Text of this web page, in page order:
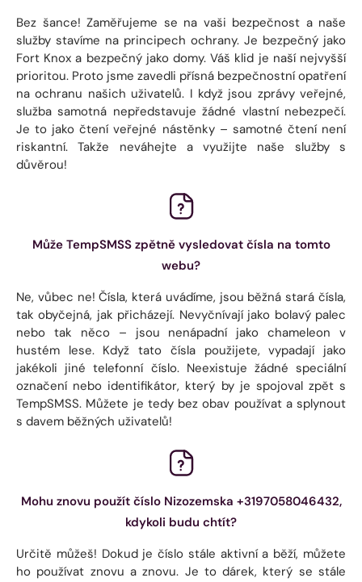
Bez šance! Zaměřujeme se na vaši bezpečnost a naše
služby stavíme na principech ochrany. Je bezpečný jako
Fort Knox a bezpečný jako domy. Váš klid je naší nejvyšší
prioritou. Proto jsme zavedli přísná bezpečnostní opatření
na ochranu našich uživatelů. I když jsou zprávy veřejné,
služba samotná nepředstavuje žádné vlastní nebezpečí.
Je to jako čtení veřejné nástěnky – samotné čtení není
riskantní. Takže neváhejte a využijte naše služby s
důvěrou!
Může TempSMSS zpětně vysledovat čísla na tomto
webu?
Ne, vůbec ne! Čísla, která uvádíme, jsou běžná stará čísla,
tak obyčejná, jak přicházejí. Nevyčnívají jako bolavý palec
nebo tak něco – jsou nenápadní jako chameleon v
hustém lese. Když tato čísla použijete, vypadají jako
jakékoli jiné telefonní číslo. Neexistuje žádné speciální
označení nebo identifikátor, který by je spojoval zpět s
TempSMSS. Můžete je tedy bez obav používat a splynout
s davem běžných uživatelů!
Mohu znovu použít číslo Nizozemska +3197058046432,
kdykoli budu chtít?
Určitě můžeš! Dokud je číslo stále aktivní a běží, můžete
ho používat znovu a znovu. Je to dárek, který se stále